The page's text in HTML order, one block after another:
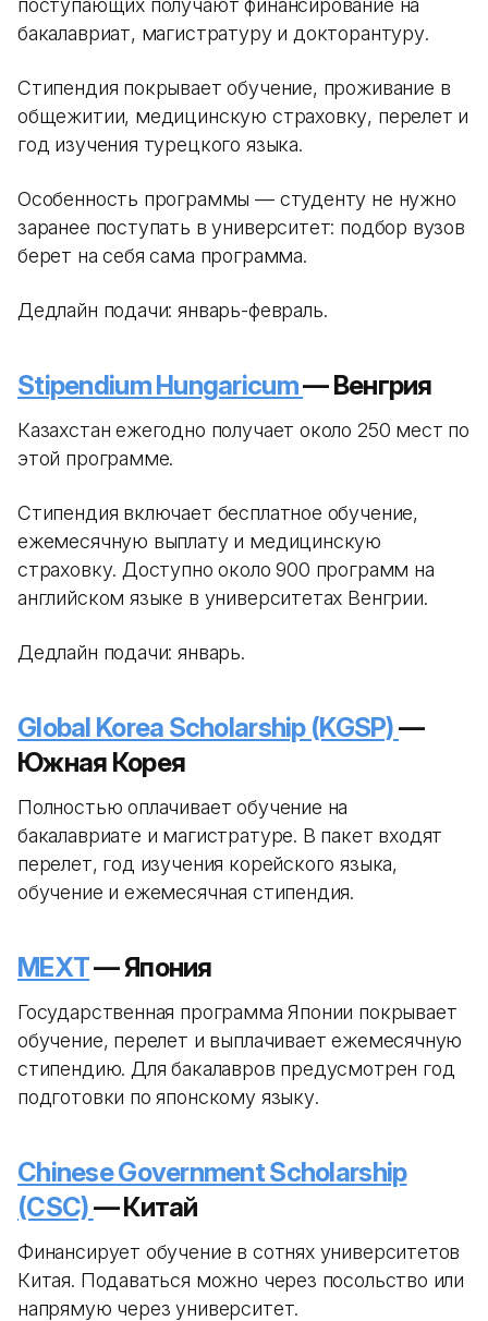
поступающих получают финансирование на
бакалавриат, магистратуру и докторантуру.
Стипендия покрывает обучение, проживание в
общежитии, медицинскую страховку, перелет и
год изучения турецкого языка.
Особенность программы — студенту не нужно
заранее поступать в университет: подбор вузов
берет на себя сама программа.
Дедлайн подачи: январь-февраль.
Stipendium Hungaricum— Венгрия
Казахстан ежегодно получает около 250 мест по
этой программе.
Стипендия включает бесплатное обучение,
ежемесячную выплату и медицинскую
страховку. Доступно около 900 программ на
английском языке в университетах Венгрии.
Дедлайн подачи: январь.
Global Korea Scholarship (KGSP)—
Южная Корея
Полностью оплачивает обучение на
бакалавриате и магистратуре. В пакет входят
перелет, год изучения корейского языка,
обучение и ежемесячная стипендия.
MEXT— Япония
Государственная программа Японии покрывает
обучение, перелет и выплачивает ежемесячную
стипендию. Для бакалавров предусмотрен год
подготовки по японскому языку.
Chinese Government Scholarship
(CSC)— Китай
Финансирует обучение в сотнях университетов
Китая. Подаваться можно через посольство или
напрямую через университет.